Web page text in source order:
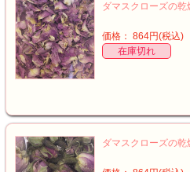
ダマスクローズの乾
価格： 864円(税込)
在庫切れ
ダマスクローズの乾